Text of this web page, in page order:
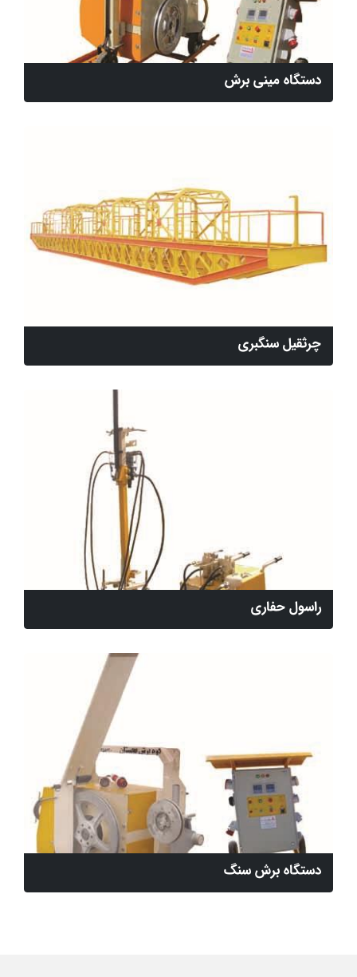
دستگاه مینی برش
چرثقیل سنگبری
راسول حفاری
دستگاه برش سنگ